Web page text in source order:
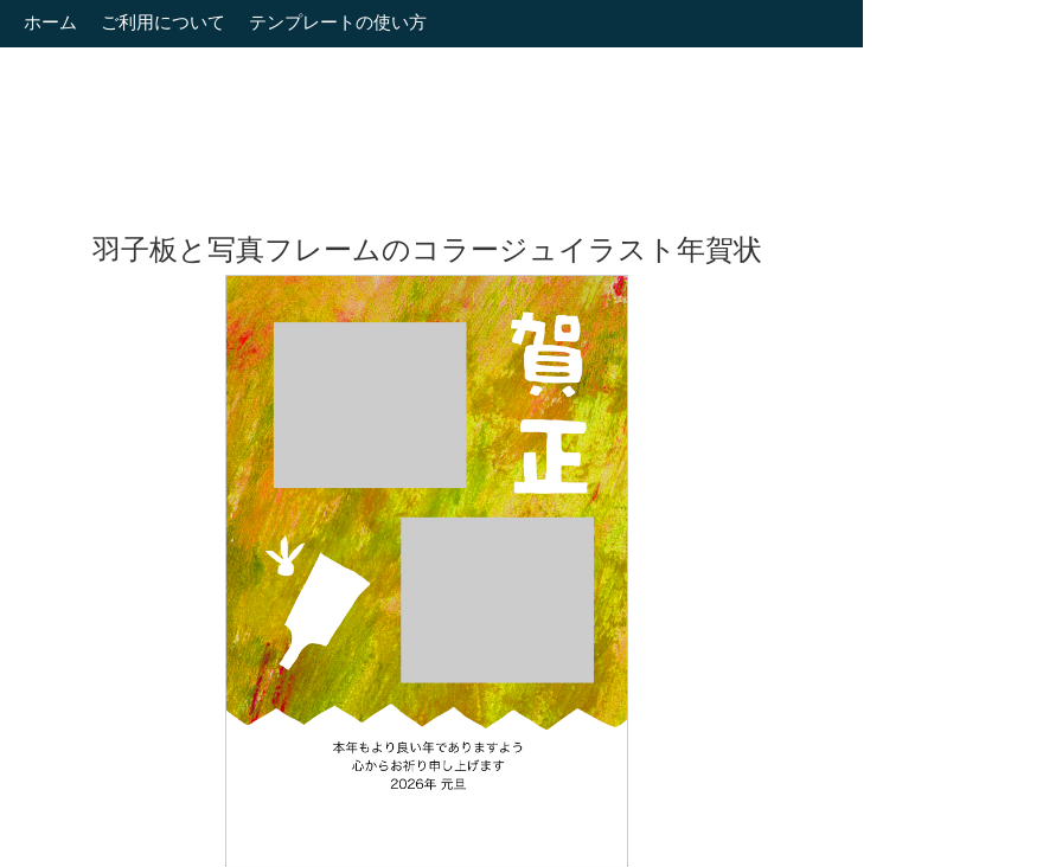
ホーム ご利用について テンプレートの使い方
羽子板と写真フレームのコラージュイラスト年賀状